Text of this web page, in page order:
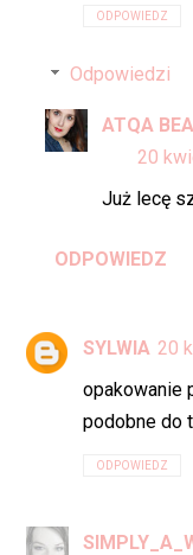
ODPOWIEDZ
Odpowiedzi
ATQA
20
Już lecę
ODPOWIEDZ
SYLWIA 20
opakowanie
podobne do
ODPOWIEDZ